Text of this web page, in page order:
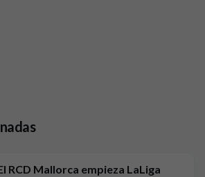
RCD Mallorca empieza LaLiga